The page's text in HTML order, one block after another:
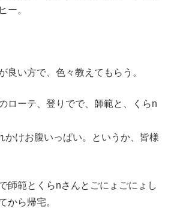
ー。
良い方で、色々教えてもらう。
ローテ、登りでで、師範と、くらn
かけお腹いっぱい。というか、皆様
師範とくらnさんとごにょごにょし
から帰宅。